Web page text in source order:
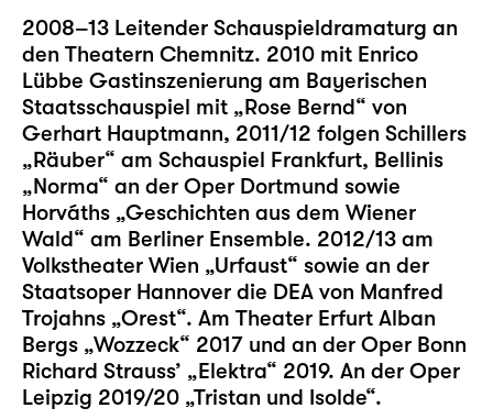
2008–13 Leitender Schauspieldramaturg an
den Theatern Chemnitz. 2010 mit Enrico
Lübbe Gastinszenierung am Bayerischen
Staatsschauspiel mit „Rose Bernd“ von
Gerhart Hauptmann, 2011/12 folgen Schillers
„Räuber“ am Schauspiel Frankfurt, Bellinis
„Norma“ an der Oper Dortmund sowie
Horváths „Geschichten aus dem Wiener
Wald“ am Berliner Ensemble. 2012/13 am
Volkstheater Wien „Urfaust“ sowie an der
Staatsoper Hannover die DEA von Manfred
Trojahns „Orest“. Am Theater Erfurt Alban
Bergs „Wozzeck“ 2017 und an der Oper Bonn
Richard Strauss’ „Elektra“ 2019. An der Oper
Leipzig 2019/20 „Tristan und Isolde“.